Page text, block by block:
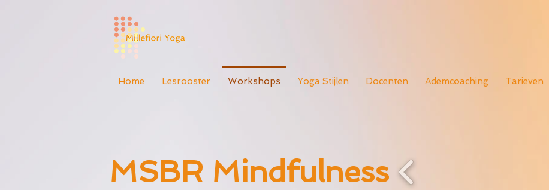
Home Lesrooster Workshops Yoga Stijlen Docenten Ademcoaching Tarieven
MSBR Mindfulness